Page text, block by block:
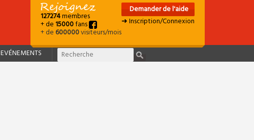
127274membres
+ de15000fans
+ de600000visiteurs/mois
Demander de l'aide
➜ Inscription/Connexion
EVÉNEMENTS